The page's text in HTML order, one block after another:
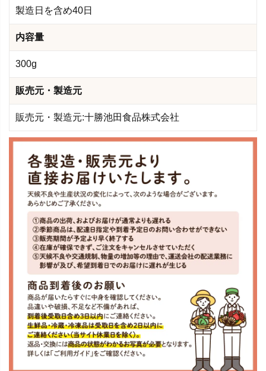
製造日を含め40日
内容量
300g
販売元・製造元
販売元・製造元:十勝池田食品株式会社